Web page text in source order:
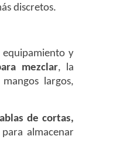
discretos.
y
mezclar, la
largos,
de cortas,
almacenar